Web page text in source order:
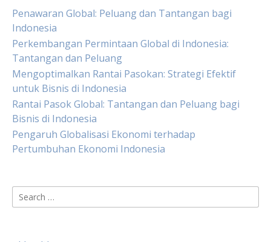
Penawaran Global: Peluang dan Tantangan bagi
Indonesia
Perkembangan Permintaan Global di Indonesia:
Tantangan dan Peluang
Mengoptimalkan Rantai Pasokan: Strategi Efektif
untuk Bisnis di Indonesia
Rantai Pasok Global: Tantangan dan Peluang bagi
Bisnis di Indonesia
Pengaruh Globalisasi Ekonomi terhadap
Pertumbuhan Ekonomi Indonesia
Search
for: